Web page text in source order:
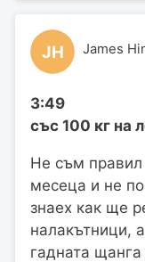
JH James
3:49
със 100 кг на
Не съм
месеца и не
знаех как ще
налакътници,
гадната